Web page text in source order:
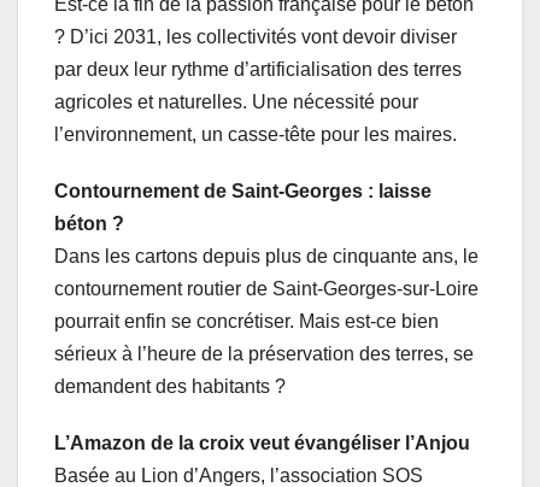
? D’ici 2031, les collectivités vont devoir diviser
par deux leur rythme d’artificialisation des terres
agricoles et naturelles. Une nécessité pour
l’environnement, un casse-tête pour les maires.
Contournement de Saint-Georges : laisse
béton ?
Dans les cartons depuis plus de cinquante ans, le
contournement routier de Saint-Georges-sur-Loire
pourrait enfin se concrétiser. Mais est-ce bien
sérieux à l’heure de la préservation des terres, se
demandent des habitants ?
L’Amazon de la croix veut évangéliser l’Anjou
Basée au Lion d’Angers, l’association SOS